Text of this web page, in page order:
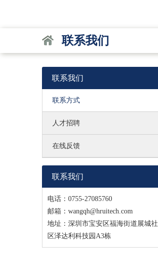
联系我们
联系我们
联系方式
人才招聘
在线反馈
联系我们
电话：0755-27085760
邮箱： wangqh@hruitech.com
地址： 深圳市宝安区福海街道展城社
区泽达利科技园A3栋